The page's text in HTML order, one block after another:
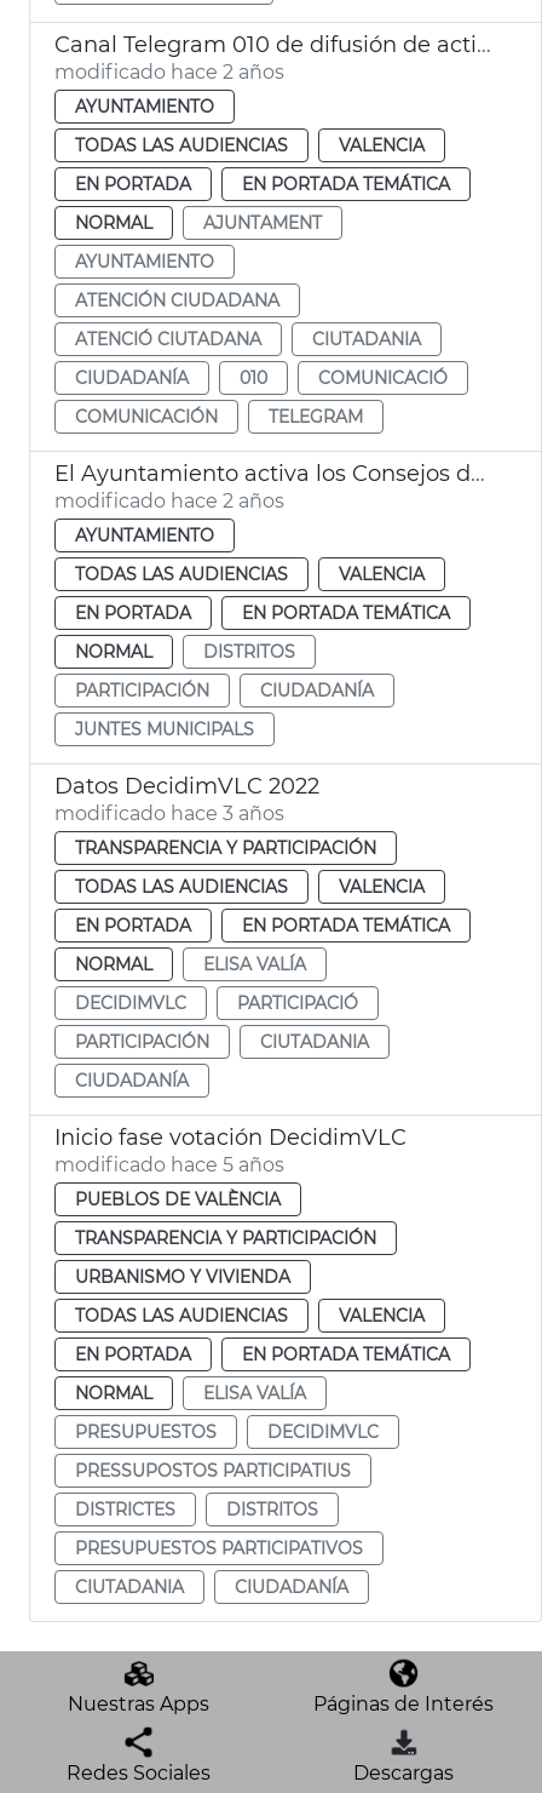
Canal Telegram 010 de difusión de actividades
modificado hace 2 años
AYUNTAMIENTO
TODAS LAS AUDIENCIAS
VALENCIA
EN PORTADA
EN PORTADA TEMÁTICA
NORMAL
AJUNTAMENT
AYUNTAMIENTO
ATENCIÓN CIUDADANA
ATENCIÓ CIUTADANA
CIUTADANIA
CIUDADANÍA
010
COMUNICACIÓ
COMUNICACIÓN
TELEGRAM
El Ayuntamiento activa los Consejos de Distrito
modificado hace 2 años
AYUNTAMIENTO
TODAS LAS AUDIENCIAS
VALENCIA
EN PORTADA
EN PORTADA TEMÁTICA
NORMAL
DISTRITOS
PARTICIPACIÓN
CIUDADANÍA
JUNTES MUNICIPALS
Datos DecidimVLC 2022
modificado hace 3 años
TRANSPARENCIA Y PARTICIPACIÓN
TODAS LAS AUDIENCIAS
VALENCIA
EN PORTADA
EN PORTADA TEMÁTICA
NORMAL
ELISA VALÍA
DECIDIMVLC
PARTICIPACIÓ
PARTICIPACIÓN
CIUTADANIA
CIUDADANÍA
Inicio fase votación DecidimVLC
modificado hace 5 años
PUEBLOS DE VALÈNCIA
TRANSPARENCIA Y PARTICIPACIÓN
URBANISMO Y VIVIENDA
TODAS LAS AUDIENCIAS
VALENCIA
EN PORTADA
EN PORTADA TEMÁTICA
NORMAL
ELISA VALÍA
PRESUPUESTOS
DECIDIMVLC
PRESSUPOSTOS PARTICIPATIUS
DISTRICTES
DISTRITOS
PRESUPUESTOS PARTICIPATIVOS
CIUTADANIA
CIUDADANÍA
Nuestras Apps Páginas de Interés
Redes Sociales Descargas